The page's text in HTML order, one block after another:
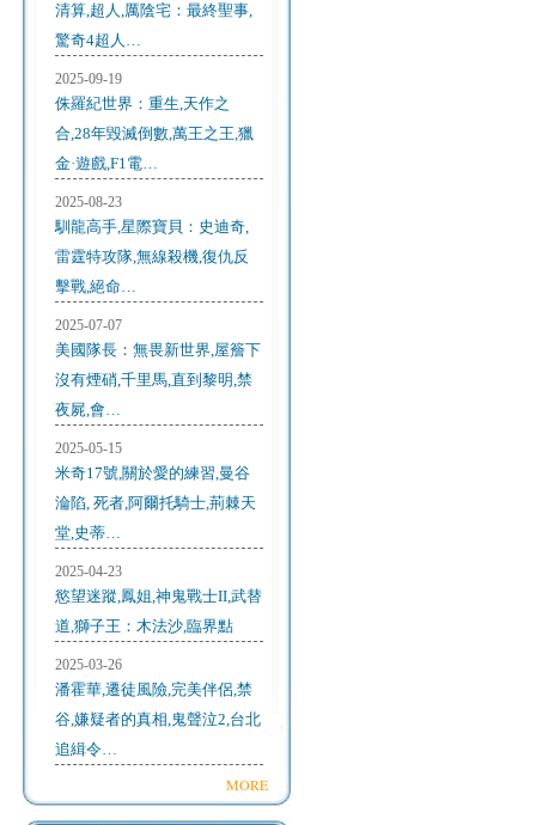
清算,超人,厲陰宅：最終聖事,
驚奇4超人…
2025-09-19
侏羅紀世界：重生,天作之
合,28年毀滅倒數,萬王之王,獵
金·遊戲,F1電…
2025-08-23
馴龍高手,星際寶貝：史迪奇,
雷霆特攻隊,無線殺機,復仇反
擊戰,絕命…
2025-07-07
美國隊長：無畏新世界,屋簷下
沒有煙硝,千里馬,直到黎明,禁
夜屍,會…
2025-05-15
米奇17號,關於愛的練習,曼谷
淪陷, 死者,阿爾托騎士,荊棘天
堂,史蒂…
2025-04-23
慾望迷蹤,鳳姐,神鬼戰士II,武替
道,獅子王：木法沙,臨界點
2025-03-26
潘霍華,遷徒風險,完美伴侶,禁
谷,嫌疑者的真相,鬼聲泣2,台北
追緝令…
MORE